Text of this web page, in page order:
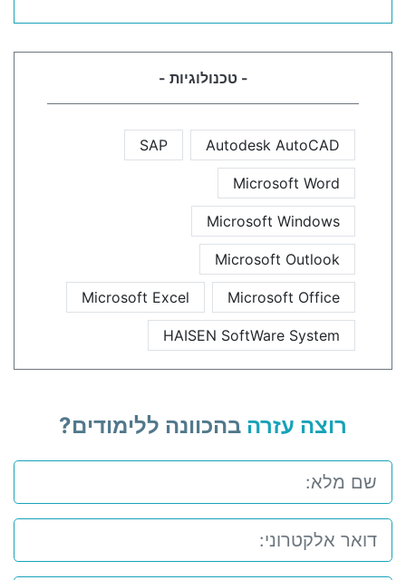
- טכנולוגיות -
Autodesk AutoCAD
SAP
Microsoft Word
Microsoft Windows
Microsoft Outlook
Microsoft Office
Microsoft Excel
HAISEN SoftWare System
רוצה עזרה בהכוונה ללימודים?